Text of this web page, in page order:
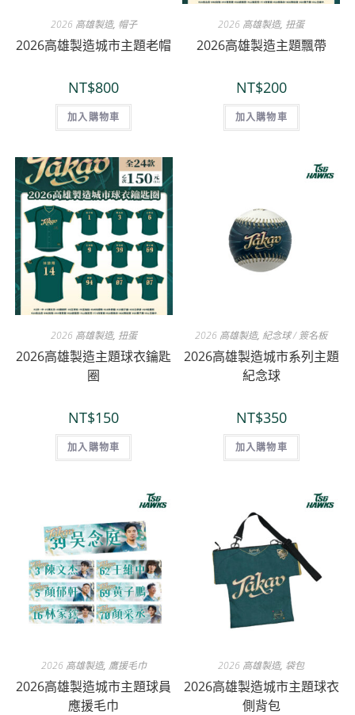
2026 高雄製造, 帽子
2026高雄製造城市主題老帽
NT$800
加入購物車
2026 高雄製造, 扭蛋
2026高雄製造主題飄帶
NT$200
加入購物車
2026 高雄製造, 扭蛋
2026高雄製造主題球衣鑰匙
圈
NT$150
加入購物車
2026 高雄製造, 紀念球 / 簽名板
2026高雄製造城市系列主題
紀念球
NT$350
加入購物車
2026 高雄製造, 鷹援毛巾
2026高雄製造城市主題球員
應援毛巾
2026 高雄製造, 袋包
2026高雄製造城市主題球衣
側背包